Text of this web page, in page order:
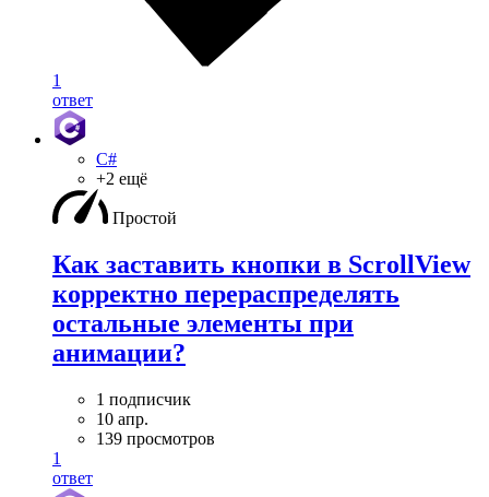
1
ответ
C#
+2 ещё
Простой
Как заставить кнопки в ScrollView
корректно перераспределять
остальные элементы при
анимации?
1 подписчик
10 апр.
139 просмотров
1
ответ